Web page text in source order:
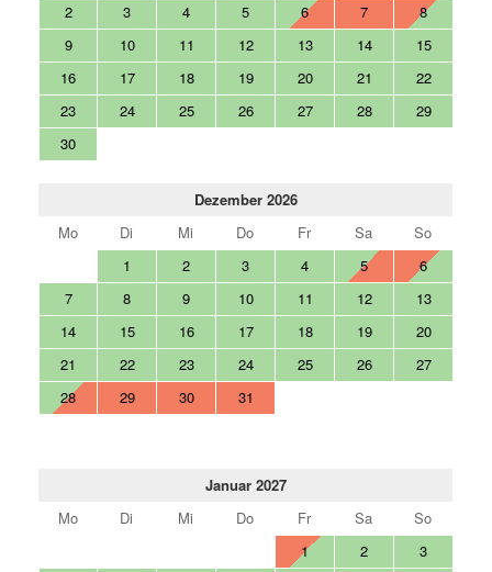
2
3 4 5 6 7
8
9
10 11 12 13 14
15
16
17 18 19 20 21
22
23
24 25 26 27 28
29
30
Dezember 2026
Mo
Di Mi Do Fr Sa
So
1
2 3 4 5
6
7
8 9 10 11 12
13
14
15 16 17 18 19
20
21
22 23 24 25 26
27
28
29 30 31
Januar 2027
Mo
Di Mi Do Fr Sa
So
1
2
3